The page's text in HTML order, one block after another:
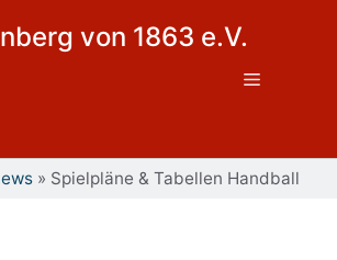
von 1863 e.V.
Menü
» Spielpläne & Tabellen Handball